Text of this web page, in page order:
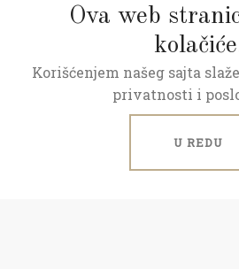
Ova web
Korišćenjem našeg sajta
privatnosti i
U REDU
Adresa
Dositejeva 9, Trg republike
Radno vreme
Ponedeljak - petak: 09 - 20h